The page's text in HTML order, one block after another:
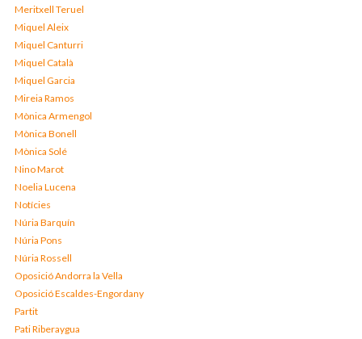
Meritxell Teruel
Miquel Aleix
Miquel Canturri
Miquel Català
Miquel Garcia
Mireia Ramos
Mònica Armengol
Mònica Bonell
Mònica Solé
Nino Marot
Noelia Lucena
Notícies
Núria Barquín
Núria Pons
Núria Rossell
Oposició Andorra la Vella
Oposició Escaldes-Engordany
Partit
Pati Riberaygua